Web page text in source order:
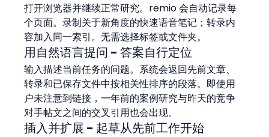
打开浏览器并继续正常研究。remio 会自动记录每
个页面。录制关于新角度的快速语音笔记；转录内
容加入同一索引。无需选择标签或文件夹。
用自然语言提问 - 答案自行定位
输入描述当前任务的问题。系统会返回先前文章、
转录和已保存文件中按相关性排序的段落。即使用
户未注意到链接，一年前的案例研究与昨天的竞争
对手帖文之间的交叉引用也会出现。
插入并扩展 - 起草从先前工作开始